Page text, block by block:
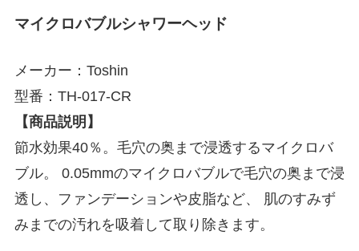
マイクロバブルシャワーヘッド
メーカー：Toshin
型番：TH-017-CR
【商品説明】
節水効果40％。毛穴の奥まで浸透するマイクロバ
ブル。 0.05mmのマイクロバブルで毛穴の奥まで浸
透し、ファンデーションや皮脂など、 肌のすみず
みまでの汚れを吸着して取り除きます。